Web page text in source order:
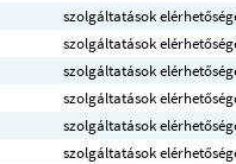
szolgáltatások
szolgáltatások
szolgáltatások
szolgáltatások
szolgáltatások
szolgáltatások